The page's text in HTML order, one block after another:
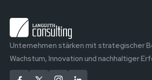
Unternehmen stärken mit strategischer
Wachstum, Innovation und nachhaltiger